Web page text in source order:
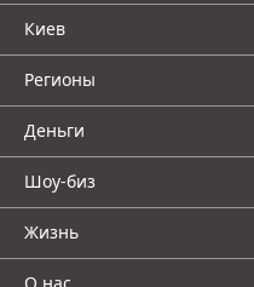
Киев
Регионы
Деньги
Шоу-биз
Жизнь